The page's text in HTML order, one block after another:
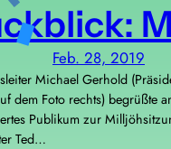
Feb. 28, 2019
Michael Gerhold
dem Foto rechts) begrüßte
Publikum zur
Ted…